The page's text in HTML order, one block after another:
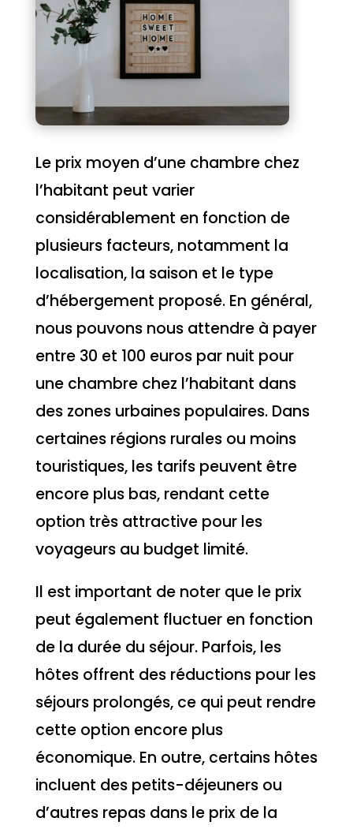
Le prix moyen d’une chambre chez
l’habitant peut varier
considérablement en fonction de
plusieurs facteurs, notamment la
localisation, la saison et le type
d’hébergement proposé. En général,
nous pouvons nous attendre à payer
entre 30 et 100 euros par nuit pour
une chambre chez l’habitant dans
des zones urbaines populaires. Dans
certaines régions rurales ou moins
touristiques, les tarifs peuvent être
encore plus bas, rendant cette
option très attractive pour les
voyageurs au budget limité.
Il est important de noter que le prix
peut également fluctuer en fonction
de la durée du séjour. Parfois, les
hôtes offrent des réductions pour les
séjours prolongés, ce qui peut rendre
cette option encore plus
économique. En outre, certains hôtes
incluent des petits-déjeuners ou
d’autres repas dans le prix de la